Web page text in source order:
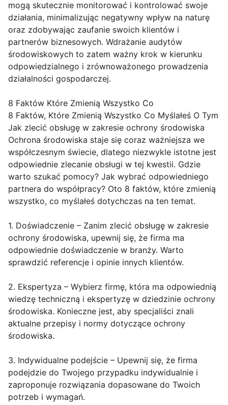
mogą skutecznie monitorować i kontrolować swoje
działania, minimalizując negatywny wpływ na naturę
oraz zdobywając zaufanie swoich klientów i
partnerów biznesowych. Wdrażanie audytów
środowiskowych to zatem ważny krok w kierunku
odpowiedzialnego i zrównoważonego prowadzenia
działalności gospodarczej.
8 Faktów Które Zmienią Wszystko Co
8 Faktów, Które Zmienią Wszystko Co Myślałeś O Tym
Jak zlecić obsługę w zakresie ochrony środowiska
Ochrona środowiska staje się coraz ważniejsza we
współczesnym świecie, dlatego niezwykle istotne jest
odpowiednie zlecanie obsługi w tej kwestii. Gdzie
warto szukać pomocy? Jak wybrać odpowiedniego
partnera do współpracy? Oto 8 faktów, które zmienią
wszystko, co myślałeś dotychczas na ten temat.
1. Doświadczenie – Zanim zlecić obsługę w zakresie
ochrony środowiska, upewnij się, że firma ma
odpowiednie doświadczenie w branży. Warto
sprawdzić referencje i opinie innych klientów.
2. Ekspertyza – Wybierz firmę, która ma odpowiednią
wiedzę techniczną i ekspertyzę w dziedzinie ochrony
środowiska. Konieczne jest, aby specjaliści znali
aktualne przepisy i normy dotyczące ochrony
środowiska.
3. Indywidualne podejście – Upewnij się, że firma
podejdzie do Twojego przypadku indywidualnie i
zaproponuje rozwiązania dopasowane do Twoich
potrzeb i wymagań.